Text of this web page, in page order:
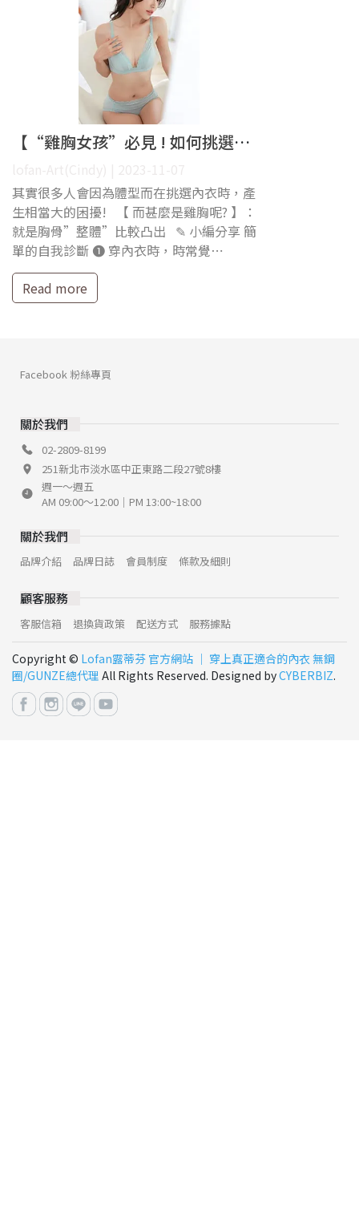
【“雞胸女孩”必見 ! 如何挑選舒適且漂亮的內衣?】
其實很多人會因為體型而在挑選內衣時，產
生相當大的困擾! 【 而甚麼是雞胸呢? 】：
就是胸骨”整體”比較凸出 ✎ 小編分享 簡
單的自我診斷 ❶ 穿內衣時，時常覺⋯
Read more
關於我們
02-2809-8199
251新北市淡水區中正東路二段27號8樓
週一～週五
AM 09:00～12:00｜PM 13:00~18:00
關於我們
品牌介紹 品牌日誌 會員制度 條款及細則
顧客服務
客服信箱 退換貨政策 配送方式 服務據點
Facebook 粉絲專頁
Copyright © Lofan露蒂芬 官方網站 │ 穿上真正適合的內衣 無鋼
圈/GUNZE總代理 All Rights Reserved. Designed byCYBERBIZ.